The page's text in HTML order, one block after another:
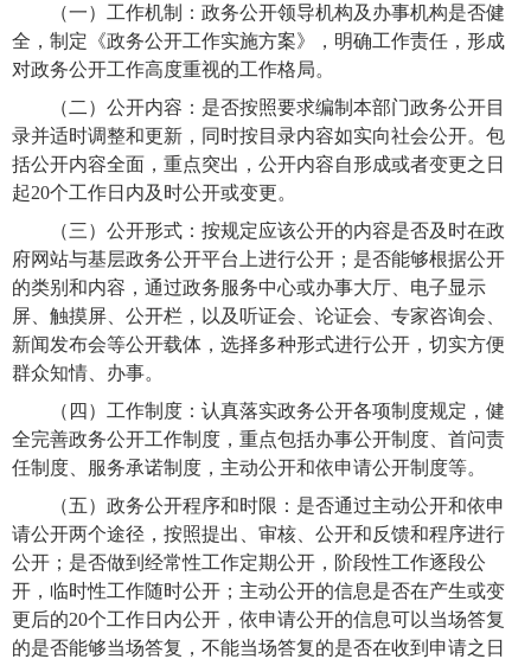
（一） 工作机制：政务公开领导机构及办事机构是否健
全，制定《政务公开工作实施方案》，明确工作责任，形成
对政务公开工作高度重视的工作格局。
（二） 公开内容：是否按照要求编制本部门政务公开目
录并适时调整和更新，同时按目录内容如实向社会公开。包
括公开内容全面，重点突出，公开内容自形成或者变更之日
起20个工作日 内及时公开或变更。
（三） 公开形式：按规定应该公开的内容是否及时在政
府网站与基层政务公开平台上进行公开；是否能够根据公开
的类别和内容，通过政务服务中心或办事大厅、电子显示
屏、触摸屏、公开栏，以及听证会、论证会、专家咨询会、
新闻发布会等公开载体，选择多种形式进行公开，切实方便
群众知情、办事。
（四） 工作制度：认真落实政务公开各项制度规定，健
全完善政务公开工作制度，重点包括办事公开制度、首问责
任制度、服务承诺制度，主动公开和依申请公开制度等。
（五） 政务公开程序和时限：是否通过主动公开和依申
请公开两个途径，按照提出、审核、公开和反馈和程序进行
公开；是否做到经常性工作定期公开，阶段性工作逐段公
开，临时性工作随时公开；主动公开的信息是否在产生或变
更后的20个工作日内公开，依申请公开的信息可以当场答复
的是否能够当场答复，不能当场答复的是否在收到申请之日